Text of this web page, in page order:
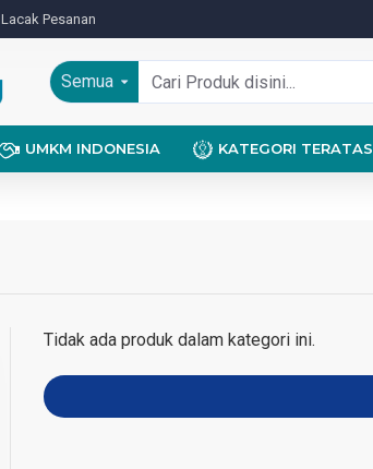
Lacak Pesanan
Semua
UMKM INDONESIA KATEGORI TERATAS
Tidak ada produk dalam kategori ini.